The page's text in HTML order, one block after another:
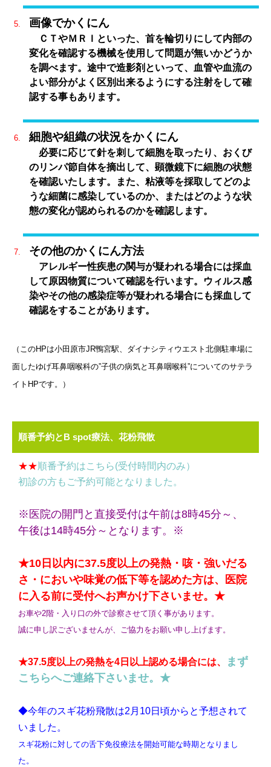
画像でかくにん
ＣＴやＭＲＩといった、首を輪切りにして内部の
変化を確認する機械を使用して問題が無いかどうか
を調べます。途中で造影剤といって、血管や血流の
よい部分がよく区別出来るようにする注射をして確
認する事もあります。
細胞や組織の状況をかくにん
必要に応じて針を刺して細胞を取ったり、おくび
のリンパ節自体を摘出して、顕微鏡下に細胞の状態
を確認いたします。また、粘液等を採取してどのよ
うな細菌に感染しているのか、またはどのような状
態の変化が認められるのかを確認します。
その他のかくにん方法
アレルギー性疾患の関与が疑われる場合には採血
して原因物質について確認を行います。ウィルス感
染やその他の感染症等が疑われる場合にも採血して
確認をすることがあります。
（このHPは小田原市JR鴨宮駅、ダイナシティウエスト北側駐車場に
面したゆげ耳鼻咽喉科の”子供の病気と耳鼻咽喉科”についてのサテラ
イトHPです。）
順番予約とB spot療法、花粉飛散
★★ 順番予約はこちら(受付時間内のみ）
初診の方もご予約可能となりました。
※医院の開門と直接受付は午前は8時45分～、
午後は14時45分～となります。※
★10日以内に37.5度以上の発熱・咳・強いだる
さ・においや味覚の低下等を認めた方は、医院
に入る前に受付へお声かけ下さいませ。★
お車や2階・入り口の外で診察させて頂く事があります。
誠に申し訳ございませんが、ご協力をお願い申し上げます。
★37.5度以上の発熱を4日以上認める場合には、
まず
こちらへご連絡下さいませ。★
◆今年のスギ花粉飛散は2月10日頃からと予想されて
いました。
スギ花粉に対しての舌下免役療法を開始可能な時期となりまし
た。